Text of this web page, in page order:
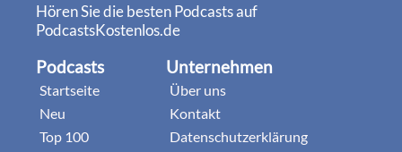
Hören Sie die besten Podcasts auf
PodcastsKostenlos.de
Podcasts
Startseite
Neu
Top 100
Unternehmen
Über uns
Kontakt
Datenschutzerklärung